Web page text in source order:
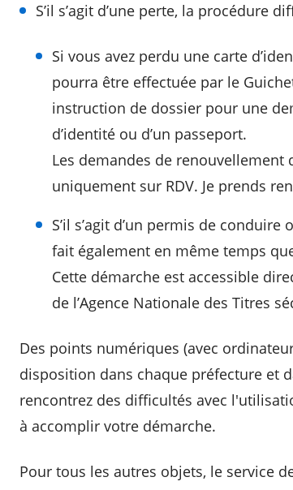
S’il s’agit d’une perte, la procédure
Si vous avez perdu une carte
pourra être effectuée par le
instruction de dossier pour une
d’identité ou d’un passeport.
Les demandes de renouvellement
uniquement sur RDV. Je prends
S’il s’agit d’un permis de
fait également en même temps
Cette démarche est accessible
de l’Agence Nationale des Titres
Des points numériques (avec
disposition dans chaque préfecture et
rencontrez des difficultés avec
à accomplir votre démarche.
Pour tous les autres objets, le service